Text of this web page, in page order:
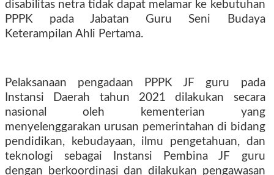
disabilitas netra tidak dapat melamar ke kebutuhan
PPPK pada Jabatan Guru Seni Budaya
Keterampilan Ahli Pertama.
Pelaksanaan pengadaan PPPK JF guru pada
Instansi Daerah tahun 2021 dilakukan secara
nasional oleh kementerian yang
menyelenggarakan urusan pemerintahan di bidang
pendidikan, kebudayaan, ilmu pengetahuan, dan
teknologi sebagai Instansi Pembina JF guru
dengan berkoordinasi dan dilakukan pengawasan